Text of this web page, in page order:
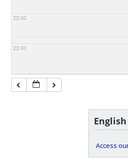
22:00
23:00
Access